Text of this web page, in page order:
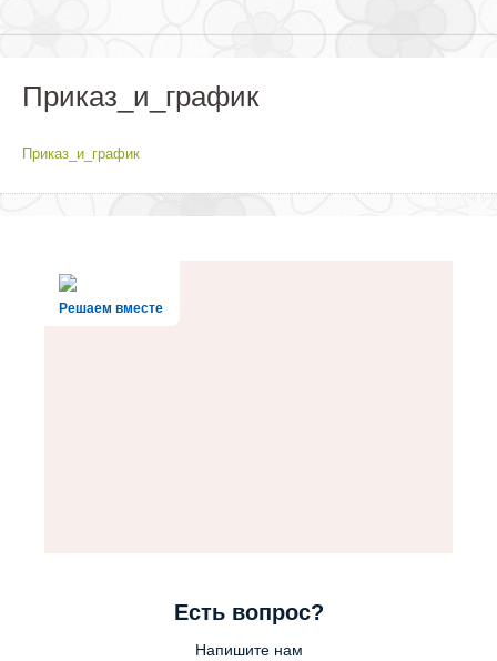
Приказ_и_график
Приказ_и_график
Решаем вместе
Есть вопрос?
Напишите нам